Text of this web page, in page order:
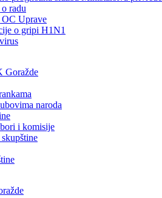
Vlade
prognozna služba Ministarstva privrede
radu
Uprave
o gripi H1N1
Goražde
naroda
i komisije